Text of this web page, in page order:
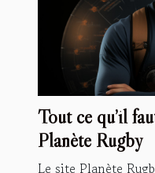
Tout ce qu’il
Planète Rugby
Le site Planète